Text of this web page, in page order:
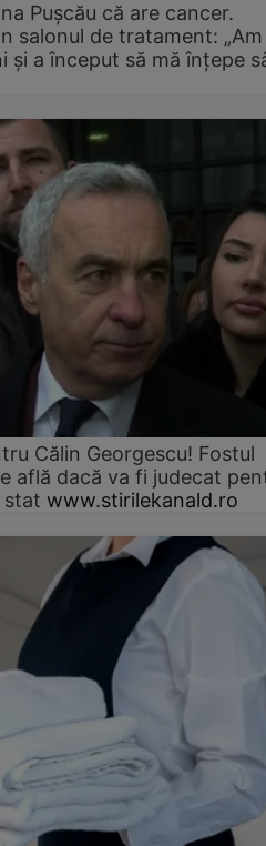
Pușcău că are cancer.
salonul de tratament:
și a început să mă înțepe
Călin Georgescu! Fostul
află dacă va fi judecat
stat www.stirilekanald.ro